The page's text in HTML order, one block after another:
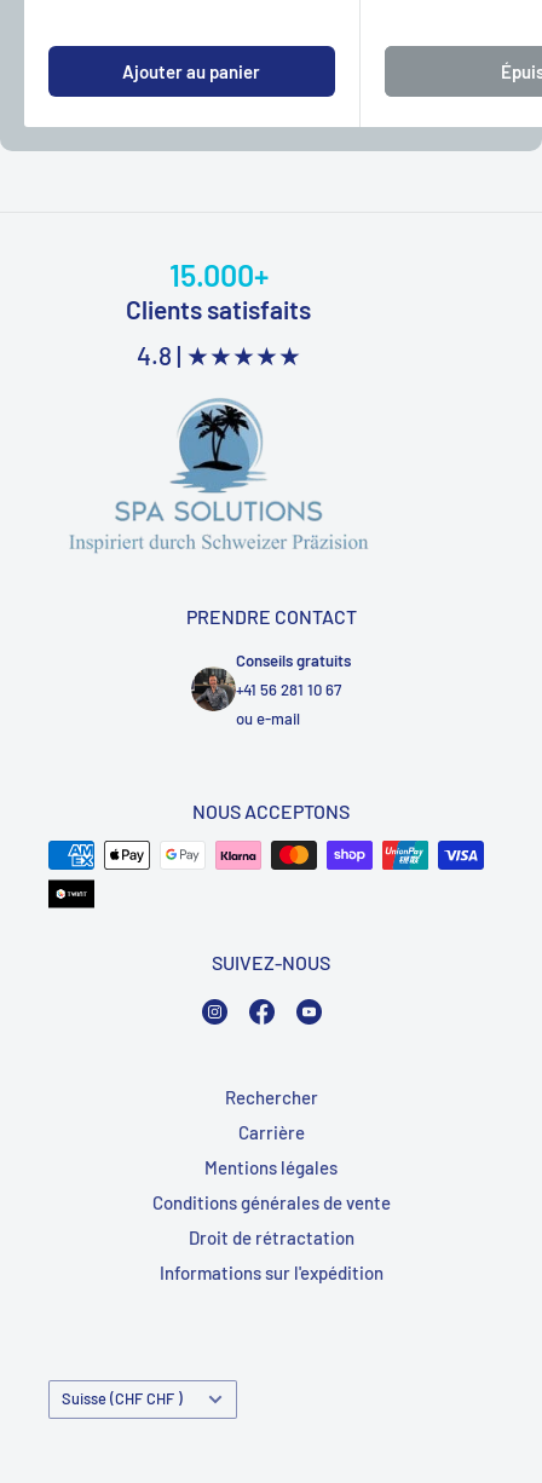
Ajouter au panier
15.000+
Clients satisfaits
4.8 | ★★★★★
PRENDRE CONTACT
Conseils gratuits
+41 56 281 10 67
oue-mail
NOUS ACCEPTONS
SUIVEZ-NOUS
InstagramFacebook
Rechercher
Carrière
Mentions légales
Conditions générales de vente
Droit de rétractation
Informations sur l'expédition
Pays/Région Suisse (CHF CHF )